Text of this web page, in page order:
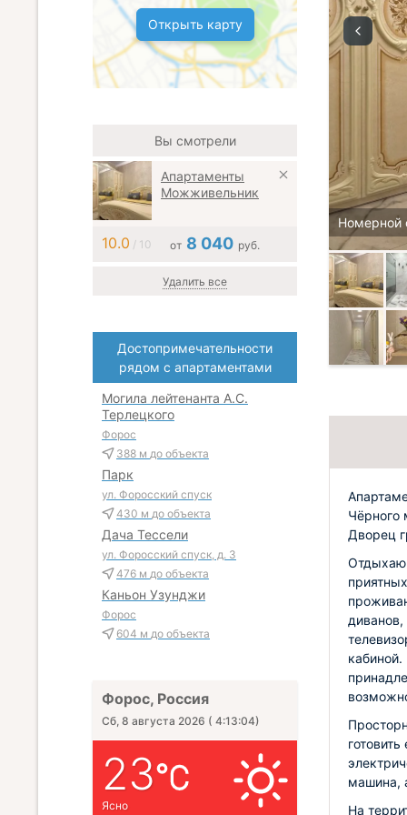
Номерной
Чёрного
Дворец
машина,
На
Открыть карту
Вы смотрели
Апартаменты
Можживельник
10.0 / 10 от 8 040 руб.
Удалить все
Достопримечательности
рядом с апартаментами
Могила лейтенанта А.С.
Терлецкого
Форос
388 м до объекта
Парк
ул. Форосский спуск
430 м до объекта
Дача Тессели
ул. Форосский спуск, д. 3
476 м до объекта
Каньон Узунджи
Форос
604 м до объекта
Форос, Россия
Сб, 8 августа 2026 ( 4:13:06)
23
Ясно